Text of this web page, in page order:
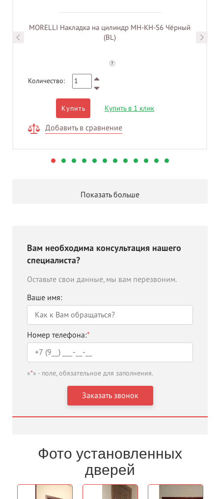
MORELLI Накладка на цилиндр MH-KH-S6 Чёрный
(BL)
?
Количество:
Купить Купить в 1 клик
Добавить в сравнение
Показать больше
Вам необходима консультация нашего
специалиста?
Оставьте свои данные, мы вам перезвоним.
Ваше имя:
Номер телефона:*
«*» - поле, обязательное для заполнения.
Фото установленных
дверей